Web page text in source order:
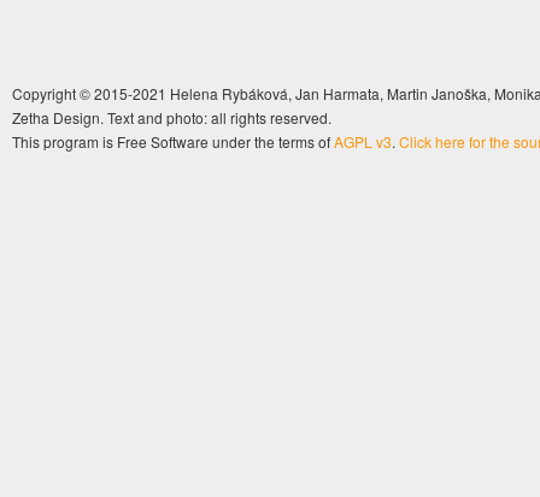
Copyright © 2015-2021 Helena Rybáková, Jan Harmata, Martin Janoška,
Zetha Design. Text and photo: all rights reserved.
This program is Free Software under the terms ofAGPL v3. Click here for the